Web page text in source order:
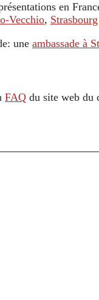
en
Vecchio, Strasbourg
une ambassade à
FAQ du site web du